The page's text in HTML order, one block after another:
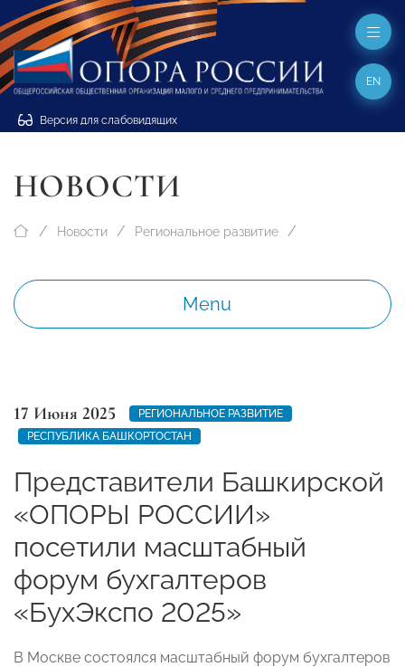
Версия для слабовидящих
EN
НОВОСТИ
Новости Региональное развитие
Menu
17 Июня 2025
РЕГИОНАЛЬНОЕ РАЗВИТИЕ
РЕСПУБЛИКА БАШКОРТОСТАН
Представители Башкирской
«ОПОРЫ РОССИИ»
посетили масштабный
форум бухгалтеров
«БухЭкспо 2025»
В Москве состоялся масштабный форум бухгалтеров